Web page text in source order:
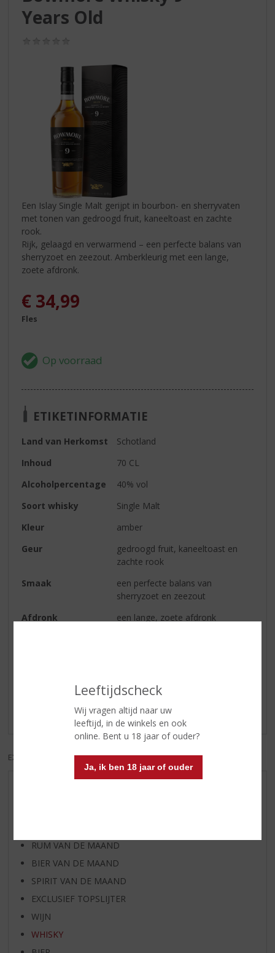
Leeftijdscheck
Wij vragen altijd naar uw
leeftijd, in de winkels en ook
online. Bent u 18 jaar of ouder?
Ja, ik ben 18 jaar of ouder
Years Old
Een Islay Single Malt gerijpt in bourbon- en sherryvaten
met tonen van gedroogd fruit, kaneeltoast en zachte
rook.
Rijk, gelaagd en verwarmend – een perfecte balans van
sherryzoet en zeezout. Amberkleurig met een lange,
zoete afdronk.
€ 34,99
Fles
ETIKETINFORMATIE
Land van Herkomst
Schotland
Inhoud
70 CL
Alcoholpercentage
40% vol
Soort whisky
Single Malt
Kleur
amber
Geur
gedroogd fruit, kaneeltoast en
zachte rook
Smaak
een perfecte balans van
sherryzoet en zeezout
Afdronk
een lange, zoete afdronk
Schrijf een review
Er zijn nog geen reviews geplaatst voor dit product
EXCL. BTW INCL. BTW
RUM VAN DE MAAND
BIER VAN DE MAAND
SPIRIT VAN DE MAAND
EXCLUSIEF TOPSLIJTER
WIJN
WHISKY